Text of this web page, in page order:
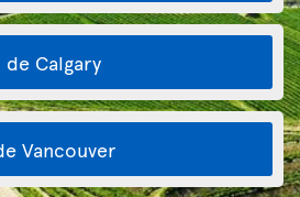
de Calgary
Vancouver